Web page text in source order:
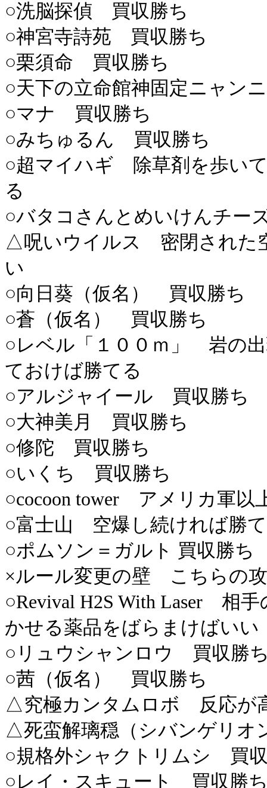
○洗脳探偵 買収勝ち
○神宮寺詩苑 買収勝ち
○栗須命 買収勝ち
○天下の立命館神固定ニャン
○マナ 買収勝ち
○みちゅるん 買収勝ち
○超マイハギ 除草剤を歩い
る
○バタコさんとめいけんチー
△呪いウイルス 密閉された
い
○向日葵（仮名） 買収勝ち
○蒼（仮名） 買収勝ち
○レベル「１００ｍ」 岩の
ておけば勝てる
○アルジャイール 買収勝ち
○大神美月 買収勝ち
○修陀 買収勝ち
○いくち 買収勝ち
○cocoon tower アメリカ軍以
○富士山 空爆し続ければ勝
○ポムソン＝ガルト 買収勝ち
×ルール変更の壁 こちらの
○Revival H2S With Laser 相
かせる薬品をばらまけばいい
○リュウシャンロウ 買収勝
○茜（仮名） 買収勝ち
△究極カンタムロボ 反応が
△死蛮解璃穏（シバンゲリ
○規格外シャクトリムシ 買
○レイ・スキュート 買収勝